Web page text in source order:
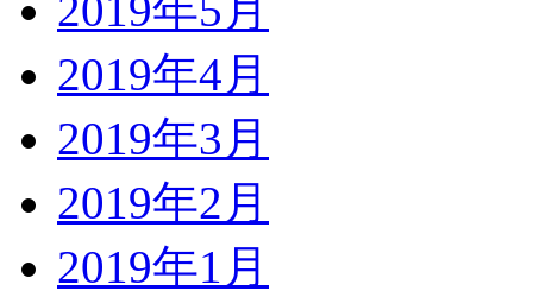
2019年4月
2019年3月
2019年2月
2019年1月